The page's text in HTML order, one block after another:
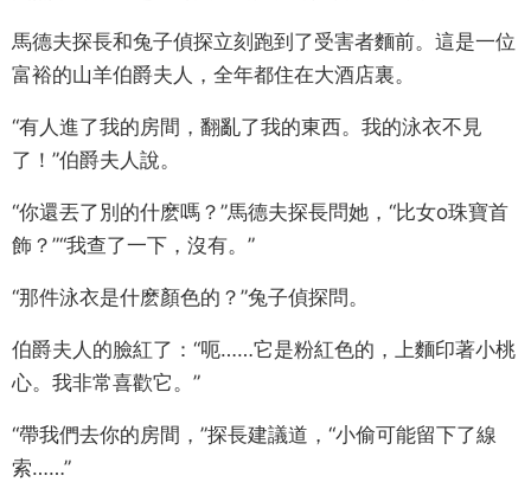
馬德夫探長和兔子偵探立刻跑到了受害者麵前。這是一位
富裕的山羊伯爵夫人，全年都住在大酒店裏。
“有人進了我的房間，翻亂了我的東西。我的泳衣不見
了！”伯爵夫人說。
“你還丟了別的什麽嗎？”馬德夫探長問她，“比女o珠寶首
飾？”“我查了一下，沒有。”
“那件泳衣是什麽顏色的？”兔子偵探問。
伯爵夫人的臉紅了：“呃……它是粉紅色的，上麵印著小桃
心。我非常喜歡它。”
“帶我們去你的房間，”探長建議道，“小偷可能留下了線
索……”